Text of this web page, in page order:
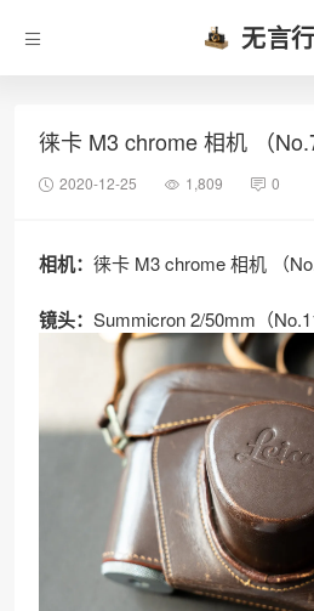
无言
徕卡 M3 chrome 相机 （
2020-12-25 1,809 0
相机： 徕卡 M3 chrome 相机 （
镜头： Summicron 2/50mm（